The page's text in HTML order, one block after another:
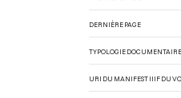
DERNIÈRE PAGE
TYPOLOGIE DOCUMENTAIRE
URI DU MANIFEST IIIF DU